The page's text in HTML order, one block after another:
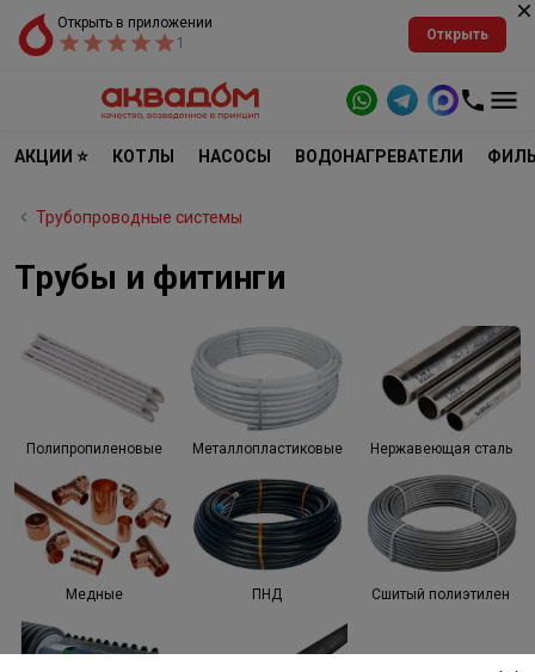
Открыть в приложении
1
Открыть
АКЦИИ ⭐ КОТЛЫ НАСОСЫ ВОДОНАГРЕВАТЕЛИ
Трубопроводные системы
Трубы и фитинги
Полипропиленовые Металлопластиковые Нержавеющая сталь
Медные ПНД Сшитый полиэтилен